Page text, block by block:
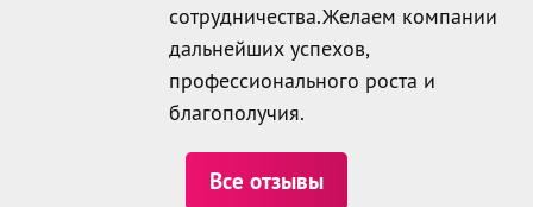
сотрудничества.Желаем компании
дальнейших успехов,
профессионального роста и
благополучия.
Все отзывы